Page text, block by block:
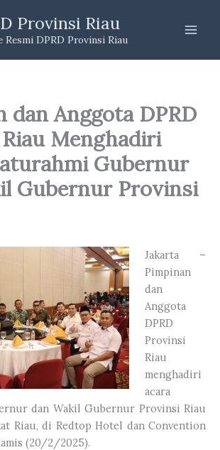
Provinsi Riau
Resmi DPRD Provinsi Riau
dan Anggota DPRD
Menghadiri
Gubernur
Gubernur Provinsi
Jakarta –
Pimpinan
dan
Anggota
DPRD
Provinsi
Riau
menghadiri
acara
dan Wakil Gubernur Provinsi Riau
Riau, di Redtop Hotel dan Convention
(20/2/2025).